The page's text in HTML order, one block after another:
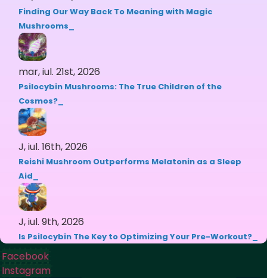
Finding Our Way Back To Meaning with Magic
Mushrooms
mar, iul. 21st, 2026
Psilocybin Mushrooms: The True Children of the
Cosmos?
J, iul. 16th, 2026
Reishi Mushroom Outperforms Melatonin as a Sleep
Aid
J, iul. 9th, 2026
Is Psilocybin The Key to Optimizing Your Pre-Workout?
Facebook
Instagram